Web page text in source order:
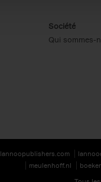
Société
Qui sommes-
lannoopublishers.com
meulenhoff.nl